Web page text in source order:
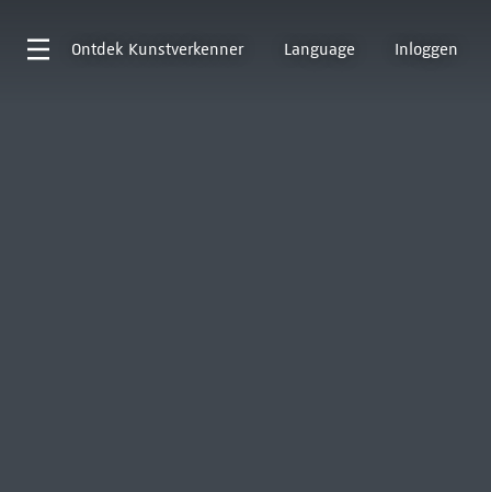
Ontdek Kunstverkenner Language Inloggen